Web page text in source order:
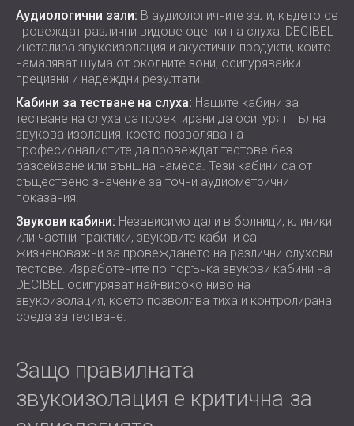
Аудиологични зали: В аудиологичните зали, където се
провеждат различни видове оценки на слуха, DECIBEL
инсталира звукоизолация и акустични продукти, които
намаляват шума от околните зони, осигурявайки
прецизни и надеждни резултати.
Кабини за тестване на слуха: Нашите кабини за
тестване на слуха са проектирани да осигурят пълна
звукова изолация, което позволява на
професионалистите да провеждат тестове без
разсейване или външна намеса. Тези кабини са от
съществено значение за точни аудиометрични
показания.
Звукови кабини: Независимо дали в болници, клиники
или частни практики, звуковите кабини са
жизненоважни за провеждането на различни слухови
тестове. Изработените по поръчка звукови кабини на
DECIBEL осигуряват най-високо ниво на
звукоизолация, което позволява тиха и контролирана
среда за тестване.
Защо правилната
звукоизолация е критична за